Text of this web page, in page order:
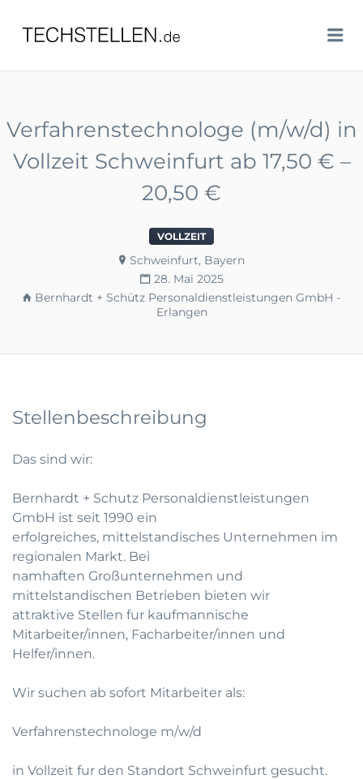
TECHSTELLEN.DE
Verfahrenstechnologe (m/w/d) in
Vollzeit Schweinfurt ab 17,50 € –
20,50 €
VOLLZEIT
Schweinfurt, Bayern
28. Mai 2025
Bernhardt + Schütz Personaldienstleistungen GmbH -
Erlangen
Stellenbeschreibung
Das sind wir:
Bernhardt + Schutz Personaldienstleistungen
GmbH ist seit 1990 ein
erfolgreiches, mittelstandisches Unternehmen im
regionalen Markt. Bei
namhaften Großunternehmen und
mittelstandischen Betrieben bieten wir
attraktive Stellen fur kaufmannische
Mitarbeiter/innen, Facharbeiter/innen und
Helfer/innen.
Wir suchen ab sofort Mitarbeiter als:
Verfahrenstechnologe m/w/d
in Vollzeit fur den Standort Schweinfurt gesucht.